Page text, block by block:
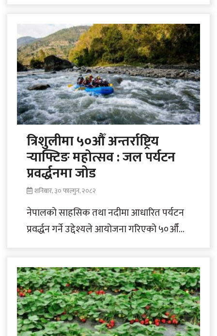
त्रिशुलीमा ५०औँ अन्तर्राष्ट्रिय
र्‍याफ्टिङ महोत्सव : जल पर्यटन
प्रवर्द्धनमा जोड
शनिबार, ३० फाल्गुन, २०८२
नेपालको साहसिक तथा नदीमा आधारित पर्यटन
प्रवर्द्धन गर्ने उद्देश्यले आयोजना गरिएको ५०औँ